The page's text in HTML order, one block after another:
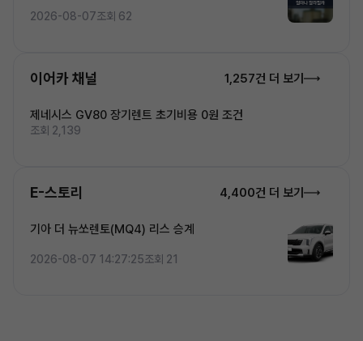
2026-08-07조회 62
이어카 채널 1,257건 더 보기
제네시스 GV80 장기렌트 초기비용 0원 조건
조회 2,139
E-스토리 4,400건 더 보기
기아 더 뉴쏘렌토(MQ4) 리스 승계
2026-08-07 14:27:25조회 21